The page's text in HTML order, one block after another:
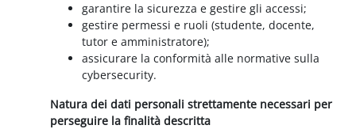
garantire la sicurezza e gestire gli accessi;
gestire permessi e ruoli (studente, docente,
tutor e amministratore);
assicurare la conformità alle normative sulla
cybersecurity.
Natura dei dati personali strettamente necessari per
perseguire la finalità descritta